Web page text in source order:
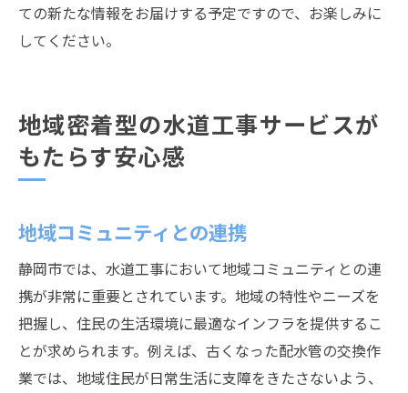
ての新たな情報をお届けする予定ですので、お楽しみに
してください。
地域密着型の水道工事サービスが
もたらす安心感
地域コミュニティとの連携
静岡市では、水道工事において地域コミュニティとの連
携が非常に重要とされています。地域の特性やニーズを
把握し、住民の生活環境に最適なインフラを提供するこ
とが求められます。例えば、古くなった配水管の交換作
業では、地域住民が日常生活に支障をきたさないよう、